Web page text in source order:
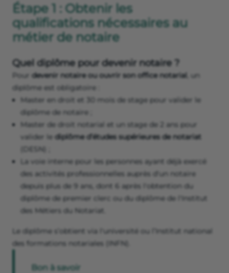
Étape 1 : Obtenir les
qualifications nécessaires au
métier de notaire
Quel diplôme pour devenir notaire ?
Pour devenir notaire ou ouvrir son office notarial , un
diplôme est obligatoire :
Master en droit et 30 mois de stage pour valider le
diplôme de notaire ;
Master de droit notarial et un stage de 2 ans pour
valider le diplôme d’études supérieures de notariat
(DESN) ;
La voie interne pour les personnes ayant déjà exercé
des activités professionnelles auprès d'un notaire
depuis plus de 9 ans, dont 6 après l'obtention du
diplôme de premier clerc ou du diplôme de l'Institut
des Métiers du Notariat.
Le diplôme s’obtient via l'université ou l’Institut national
des formations notariales (INFN).
Bon à savoir